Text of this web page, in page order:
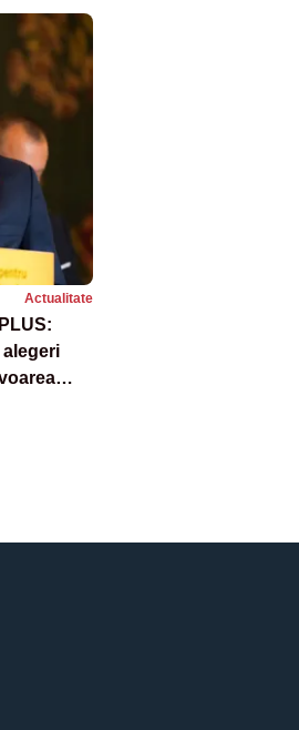
Actualitate
alegeri